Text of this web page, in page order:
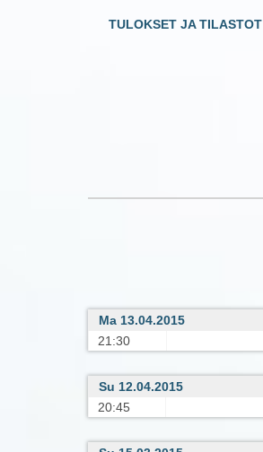
TULOKSET JA TILASTOT
Ma 13.04.2015
21:30
Su 12.04.2015
20:45